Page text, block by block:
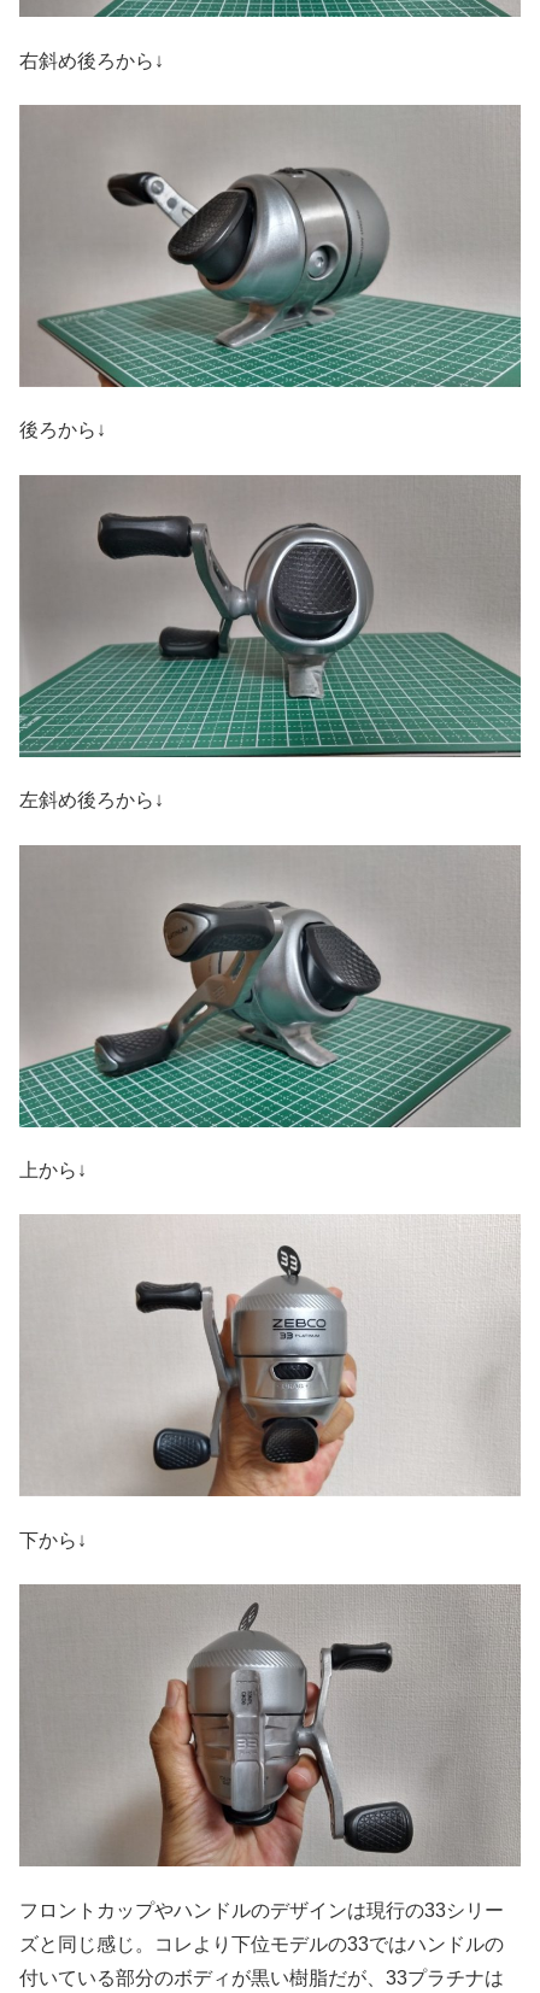
右斜め後ろから↓
後ろから↓
左斜め後ろから↓
上から↓
下から↓
フロントカップやハンドルのデザインは現行の33シリー
ズと同じ感じ。コレより下位モデルの33ではハンドルの
付いている部分のボディが黒い樹脂だが、33プラチナは